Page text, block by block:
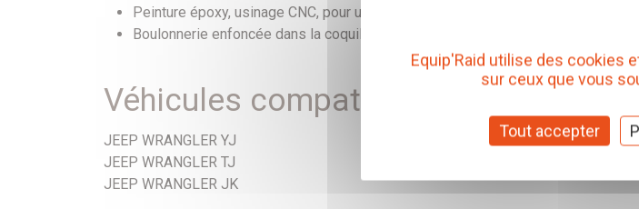
Peinture époxy, usinage CNC, pour une qualité, une finition et une durée de vie
Boulonnerie enfoncée dans la coquille pour éviter de l’endommager sur les
Véhicules compatibles
JEEP WRANGLER YJ
JEEP WRANGLER TJ
JEEP WRANGLER JK
Equip'Raid utilise des cookies
sur ceux que vous
Tout accepter